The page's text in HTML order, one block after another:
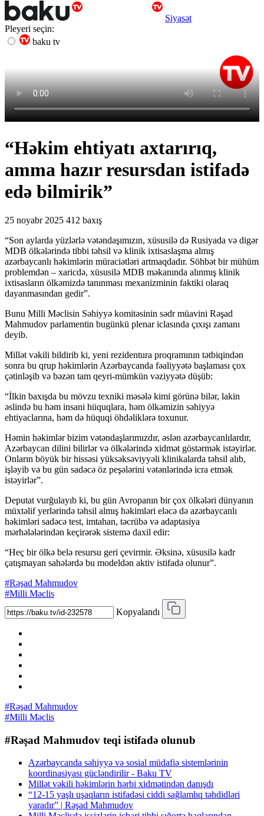
Siyasət
Pleyeri seçin:
baku tv
“Həkim ehtiyatı axtarırıq,
amma hazır resursdan istifadə
edə bilmirik”
25 noyabr 2025 412 baxış
“Son aylarda yüzlərlə vətəndaşımızın, xüsusilə də Rusiyada və digər
MDB ölkələrində tibbi təhsil və klinik ixtisaslaşma almış
azərbaycanlı həkimlərin müraciətləri artmaqdadır. Söhbət bir mühüm
problemdən – xaricdə, xüsusilə MDB məkanında alınmış klinik
ixtisasların ölkəmizdə tanınması mexanizminin faktiki olaraq
dayanmasından gedir”.
Bunu Milli Məclisin Səhiyyə komitəsinin sədr müavini Rəşad
Mahmudov parlamentin bugünkü plenar iclasında çıxışı zamanı
deyib.
Millət vəkili bildirib ki, yeni rezidentura proqramının tətbiqindən
sonra bu qrup həkimlərin Azərbaycanda fəaliyyətə başlaması çox
çətinləşib və bəzən tam qeyri-mümkün vəziyyətə düşüb:
“İlkin baxışda bu mövzu texniki məsələ kimi görünə bilər, lakin
əslində bu həm insani hüquqlara, həm ölkəmizin səhiyyə
ehtiyaclarına, həm də hüquqi öhdəliklərə toxunur.
Həmin həkimlər bizim vətəndaşlarımızdır, əslən azərbaycanlılardır,
Azərbaycan dilini bilirlər və ölkələrində xidmət göstərmək istəyirlər.
Onların böyük bir hissəsi yüksəksəviyyəli klinikalarda təhsil alıb,
işləyib və bu gün sadəcə öz peşələrini vətənlərində icra etmək
istəyirlər”.
Deputat vurğulayıb ki, bu gün Avropanın bir çox ölkələri dünyanın
müxtəlif yerlərində təhsil almış həkimləri eləcə də azərbaycanlı
həkimləri sadəcə test, imtahan, təcrübə və adaptasiya
mərhələlərindən keçirərək sistemə daxil edir:
“Heç bir ölkə belə resursu geri çevirmir. Əksinə, xüsusilə kadr
çatışmayan sahələrdə bu modeldən aktiv istifadə olunur”.
#Rəşad Mahmudov
#Milli Məclis
Kopyalandı
#Rəşad Mahmudov
#Milli Məclis
#Rəşad Mahmudov teqi istifadə olunub
Azərbaycanda səhiyyə və sosial müdafiə sistemlərinin
koordinasiyası gücləndirilir - Baku TV
Millət vəkili həkimlərin hərbi xidmətindən danışdı
“12-15 yaşlı uşaqların istifadəsi ciddi sağlamlıq təhdidləri
yaradır” | Rəşad Mahmudov